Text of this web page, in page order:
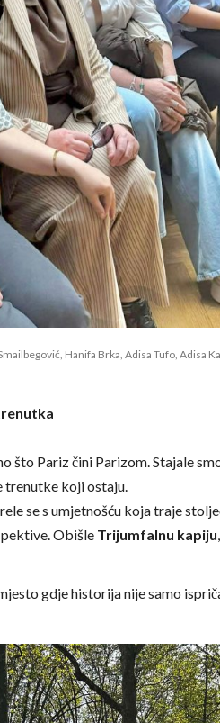
Hanifa Brka, Adisa Tufo, Adisa
što Pariz čini Parizom. Stajale
trenutke koji ostaju.
se s umjetnošću koja traje
Obišle Trijumfalnu kapiju
gdje historija nije samo